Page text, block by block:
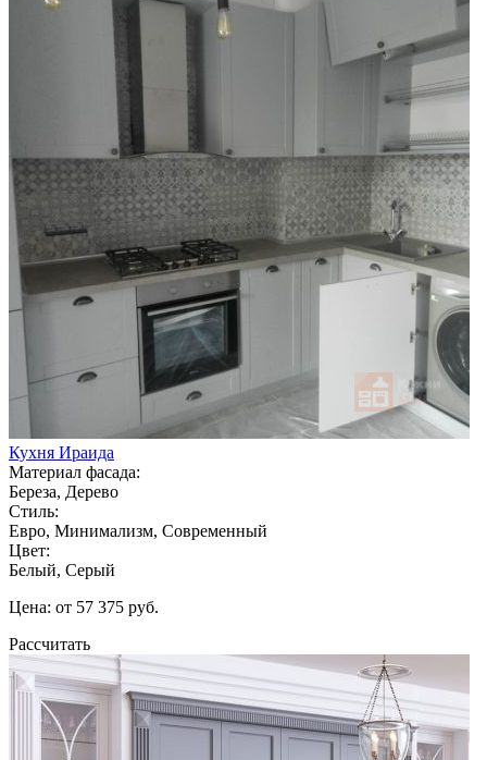
Кухня Ираида
Материал фасада:
Береза, Дерево
Стиль:
Евро, Минимализм, Современный
Цвет:
Белый, Серый
Цена: от 57 375 руб.
Рассчитать